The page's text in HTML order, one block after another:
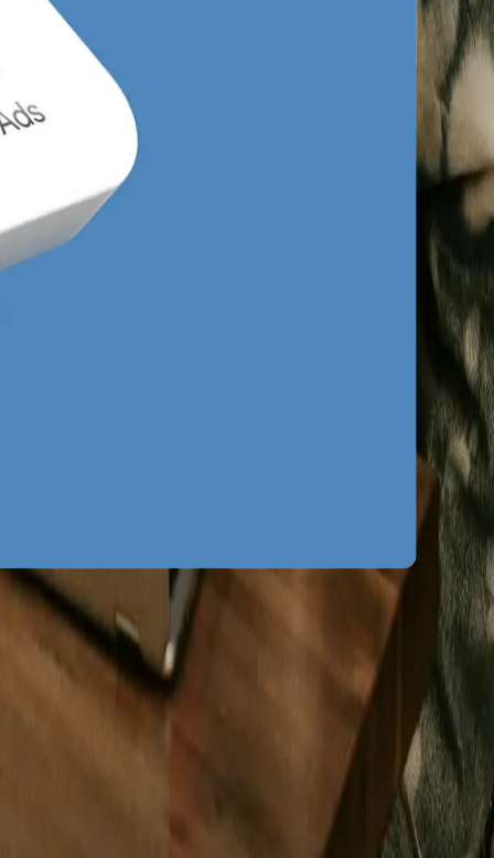
lokalny w Gdyni
się błąd: brak spójności między
w interakcję z marką na Facebooku,
zaawansowane lejki sprzedażowe,
zakupu lub rezerwacji usługi. Dzięki
dnia.